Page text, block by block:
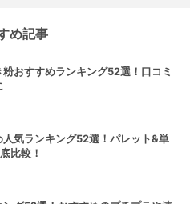
め記事
おすすめランキング52選！口コミ
人気ランキング52選！パレット&単
比較！